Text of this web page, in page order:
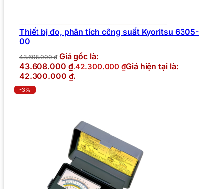
Thiết bị đo, phân tích công suất Kyoritsu 6305-
00
43.608.000₫ Giá gốc là:
43.608.000 ₫.42.300.000 ₫Giá hiện tại là:
42.300.000 ₫.
-3%